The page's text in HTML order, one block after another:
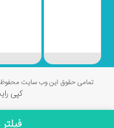
تمامی حقوق این وب سایت محفوظ
کپی رایت ©